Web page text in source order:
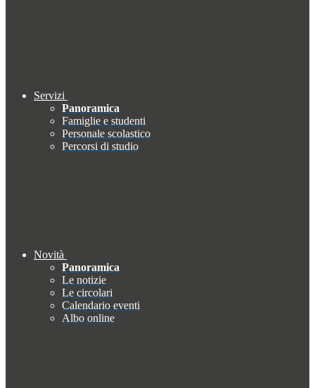
Servizi
Panoramica
Famiglie e studenti
Personale scolastico
Percorsi di studio
Novità
Panoramica
Le notizie
Le circolari
Calendario eventi
Albo online